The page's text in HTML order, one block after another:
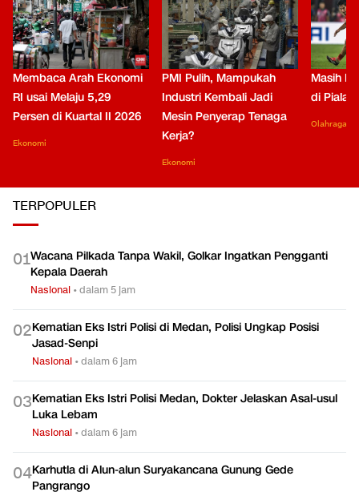
Membaca Arah Ekonomi
RI usai Melaju 5,29
Persen di Kuartal II 2026
Ekonomi
PMI Pulih, Mampukah
Industri Kembali Jadi
Mesin Penyerap Tenaga
Kerja?
Ekonomi
Masih
di Piala
Olahraga
TERPOPULER
01Wacana Pilkada Tanpa Wakil, Golkar Ingatkan Pengganti
Kepala Daerah
Nasional •dalam 5 jam
02Kematian Eks Istri Polisi di Medan, Polisi Ungkap Posisi
Jasad-Senpi
Nasional •dalam 6 jam
03Kematian Eks Istri Polisi Medan, Dokter Jelaskan Asal-usul
Luka Lebam
Nasional •dalam 6 jam
04Karhutla di Alun-alun Suryakancana Gunung Gede
Pangrango